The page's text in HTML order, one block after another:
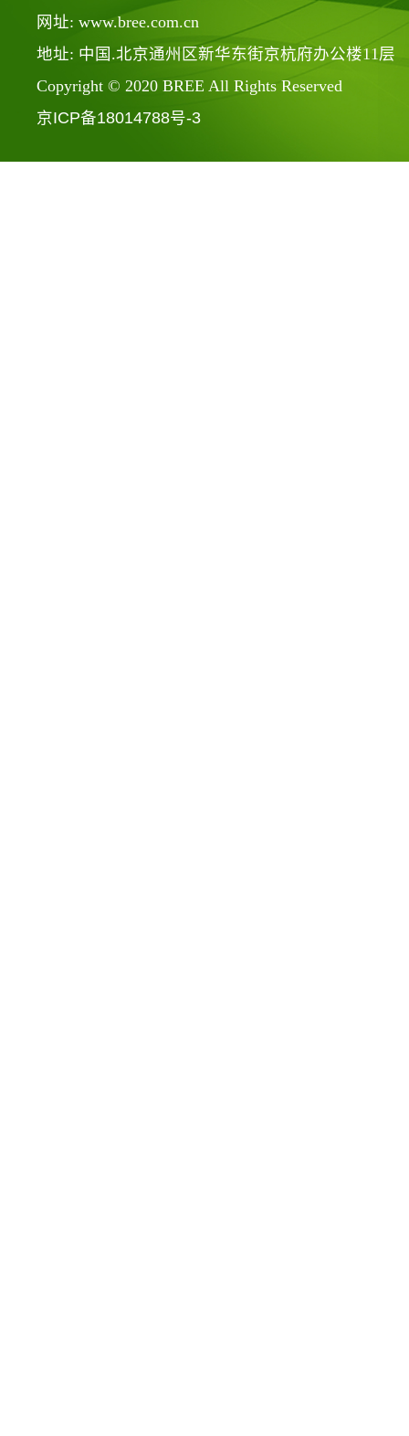
网址: www.bree.com.cn
地址: 中国.北京通州区新华东街京杭府办公楼11层
Copyright © 2020 BREE All Rights Reserved
京ICP备18014788号-3